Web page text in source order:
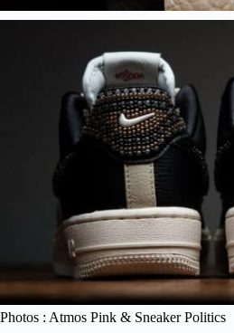
Photos : Atmos Pink & Sneaker Politics